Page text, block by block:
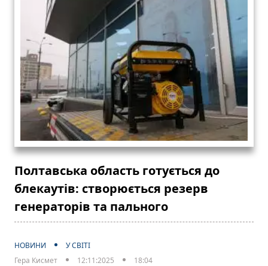
Полтавська область готується до
блекаутів: створюється резерв
генераторів та пального
НОВИНИ
У СВІТІ
Гера Кисмет
12:11:2025 18:04